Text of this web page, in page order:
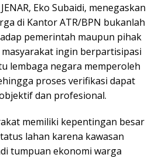
Eko Subaidi, menegaskan
di Kantor ATR/BPN bukanlah
pemerintah maupun pihak
ingin berpartisipasi
lembaga negara memperoleh
proses verifikasi dapat
dan profesional.
memiliki kepentingan besar
lahan karena kawasan
tumpuan ekonomi warga